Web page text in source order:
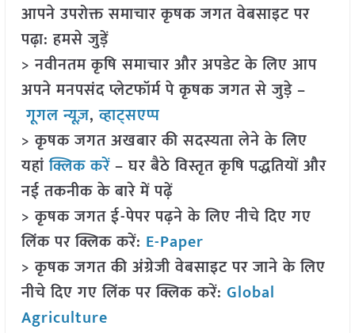
आपने उपरोक्त समाचार कृषक जगत वेबसाइट पर
पढ़ा: हमसे जुड़ें
> नवीनतम कृषि समाचार और अपडेट के लिए आप
अपने मनपसंद प्लेटफॉर्म पे कृषक जगत से जुड़े –
गूगल न्यूज़,व्हाट्सएप्प
> कृषक जगत अखबार की सदस्यता लेने के लिए
यहांक्लिक करें– घर बैठे विस्तृत कृषि पद्धतियों और
नई तकनीक के बारे में पढ़ें
> कृषक जगत ई-पेपर पढ़ने के लिए नीचे दिए गए
लिंक पर क्लिक करें: E-Paper
> कृषक जगत की अंग्रेजी वेबसाइट पर जाने के लिए
नीचे दिए गए लिंक पर क्लिक करें: Global
Agriculture